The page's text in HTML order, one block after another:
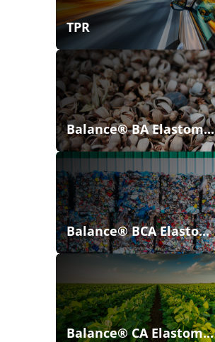
TPR
Balance® BA Elastom...
Balance® BCA Elasto...
Balance® CA Elastom...